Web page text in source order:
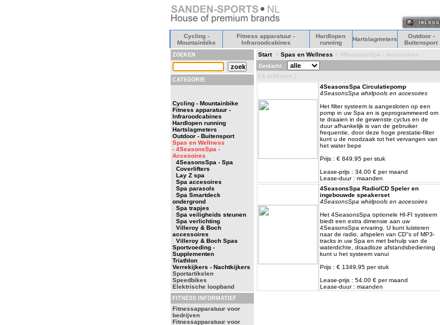
Cycling -
Mountainbike
Fitness apparatuur -
Infraroodcabines
Hardlopen
running
Hartslagmeters
Outdoor -
Buitensport
ZOEKEN
CATEGORIE
Cycling - Mountainbike
Fitness apparatuur -
Infraroodcabines
Hardlopen running
Hartslagmeters
Outdoor - Buitensport
Spas en Wellness
- 4SeasonsSpa -
Accesoires
- 4SeasonsSpa - Spa
- Coverlifters
- Lay Z spa
- Spa accesoires
- Spa parasols
- Spa Smartdeck
ondergrond
- Spa trapjes
- Spa veiligheids steunen
- Spa verlichting
- Villeroy & Boch
accessoires
- Villeroy & Boch Spas
Sportvoeding -
Supplementen
Triathlon
Verrekijkers - Nachtkijkers
Sportartikelen
Speedbikes
Elektrische loopband
FITNESS INFORMATIEF
Fitnessapparatuur voor
bedrijven
Fitnessapparatuur voor
Start> Spas en Wellness > 4SeasonsSpa - Accesoires
Geslacht :
( 4 artikelen )
4SeasonsSpa Circulatiepomp
4SeasonsSpa whirlpools en accesoires
Het filter systeem is aangesloten op een
pomp in uw Spa en is geprogrammeerd om
te draaien in de gewenste cyclus en de
duur afhankelijk is van de gebruiker
frequentie, door deze hoge prestatie-filter
kunt u de noodzaak tot het vervangen van
het water bepe
Prijs : € 849.95 per stuk
Lease-prijs : 34.00 € per maand
Lease-duur : maanden
4SeasonsSpa Radio/CD Speler en
ingebouwde speakerset
4SeasonsSpa whirlpools en accesoires
Het 4SeasonsSpa optionele HI-FI systeem
biedt een extra dimensie aan uw
4SeasonsSpa ervaring. U kunt luisteren
naar de radio, afspelen van CD''s of MP3-
tracks in uw Spa en met behulp van de
waterdichte, draadloze afstandsbediening
kunt u het systeem vanui
Prijs : € 1349.95 per stuk
Lease-prijs : 54.00 € per maand
Lease-duur : maanden